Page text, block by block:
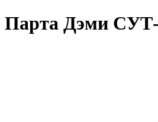
Парта Дэми СУТ-